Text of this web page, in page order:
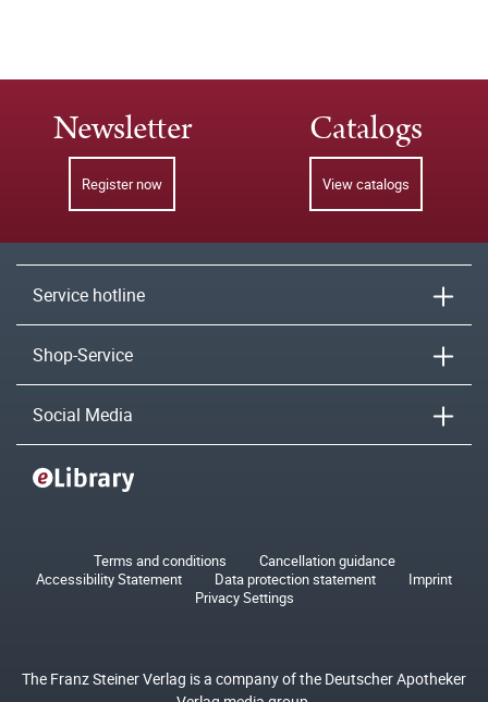
Newsletter
Register now
Catalogs
View catalogs
Service hotline
Shop-Service
Social Media
Terms and conditions
Cancellation guidance
Accessibility Statement
Data protection statement
Imprint
Privacy Settings
The Franz Steiner Verlag is a company of the Deutscher Apotheker